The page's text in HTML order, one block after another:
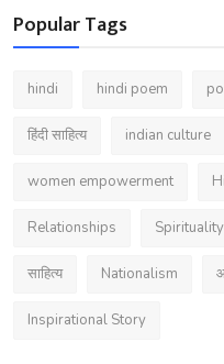
Popular Tags
hindi hindi poem
हिंदी साहित्य indian culture
women empowerment
Relationships Spirituality
साहित्य Nationalism
Inspirational Story